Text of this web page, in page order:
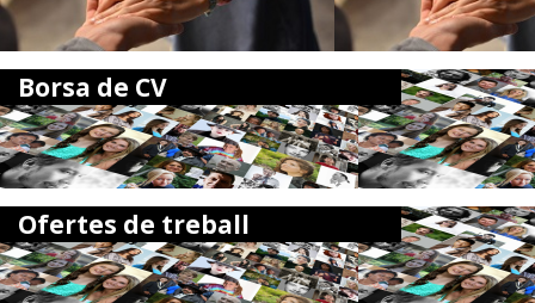
Borsa de CV
Ofertes de treball